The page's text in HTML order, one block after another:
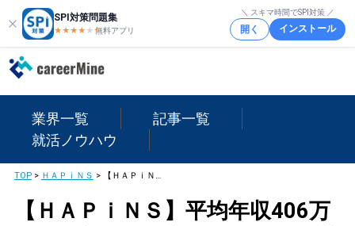
SPI対策問題集
★★★★ ★★
無料アプリ
＼ スキマ時間でSPI対策 ／
開く インストール
業界一覧
記事一覧
就活ノウハウ
TOP> ＨＡＰｉＮＳ > 【ＨＡＰｉＮＳ】平均年収406万円｜年収推移・業界・年代・役職別など徹底解説！
【ＨＡＰｉＮＳ】平均年収406万